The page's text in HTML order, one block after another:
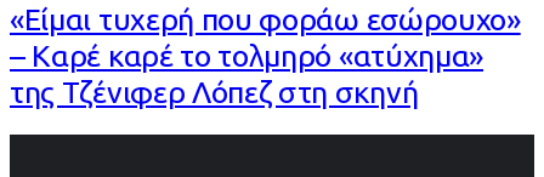
«Είμαι τυχερή που φοράω εσώρουχο»
– Καρέ καρέ το τολμηρό «ατύχημα»
της Τζένιφερ Λόπεζ στη σκηνή